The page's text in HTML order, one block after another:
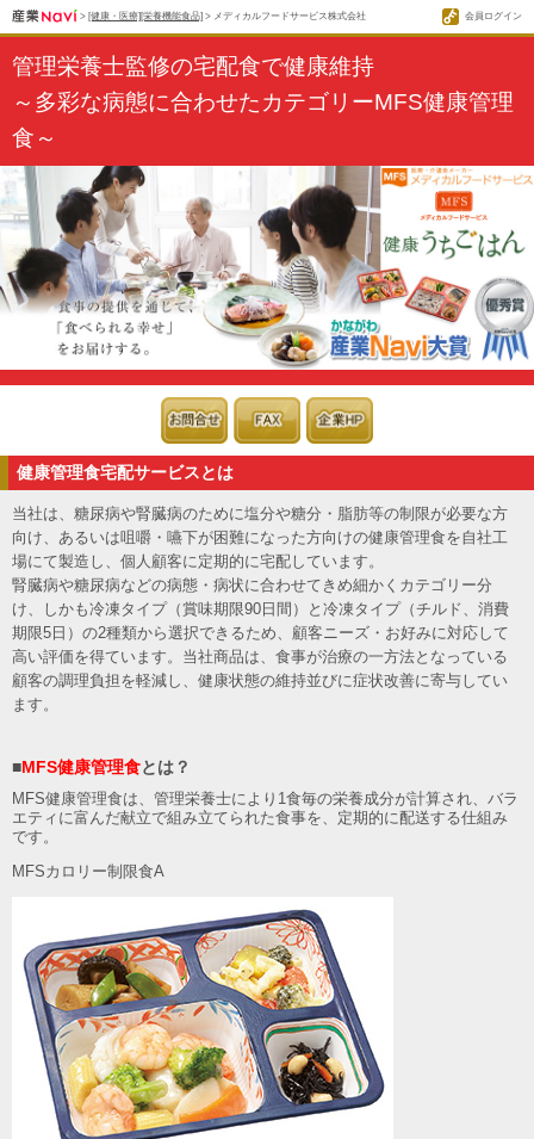
会員ログイン
> [健康・医療][栄養機能食品] > メディカルフードサービス株式会社
管理栄養士監修の宅配食で健康維持
～多彩な病態に合わせたカテゴリーMFS健康管理
食～
健康管理食宅配サービスとは
当社は、糖尿病や腎臓病のために塩分や糖分・脂肪等の制限が必要な方
向け、あるいは咀嚼・嚥下が困難になった方向けの健康管理食を自社工
場にて製造し、個人顧客に定期的に宅配しています。
腎臓病や糖尿病などの病態・病状に合わせてきめ細かくカテゴリー分
け、しかも冷凍タイプ（賞味期限90日間）と冷凍タイプ（チルド、消費
期限5日）の2種類から選択できるため、顧客ニーズ・お好みに対応して
高い評価を得ています。当社商品は、食事が治療の一方法となっている
顧客の調理負担を軽減し、健康状態の維持並びに症状改善に寄与してい
ます。
■MFS健康管理食とは？
MFS健康管理食は、管理栄養士により1食毎の栄養成分が計算され、バラ
エティに富んだ献立で組み立てられた食事を、定期的に配送する仕組み
です。
MFSカロリー制限食A